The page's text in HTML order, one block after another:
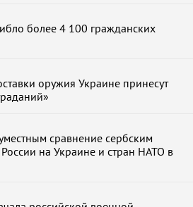
более 4 100 гражданских
оружия Украине принесут
сравнение сербским
на Украине и стран НАТО в